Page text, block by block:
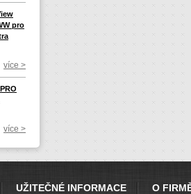
pro
více >
více >
UŽITEČNÉ INFORMACE O